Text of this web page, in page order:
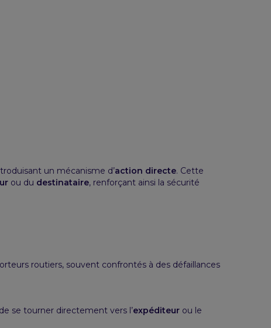
un mécanisme d’action directe. Cette
ou du destinataire, renforçant ainsi la sécurité
routiers, souvent confrontés à des défaillances
se tourner directement vers l’expéditeur ou le